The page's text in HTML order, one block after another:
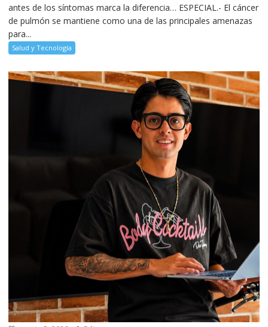
antes de los síntomas marca la diferencia… ESPECIAL.- El cáncer
de pulmón se mantiene como una de las principales amenazas
para...
Salud y Tecnología